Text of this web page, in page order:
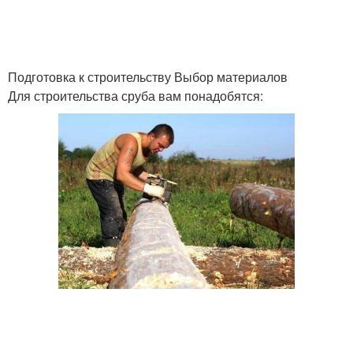
Подготовка к строительству Выбор материалов
Для строительства сруба вам понадобятся: